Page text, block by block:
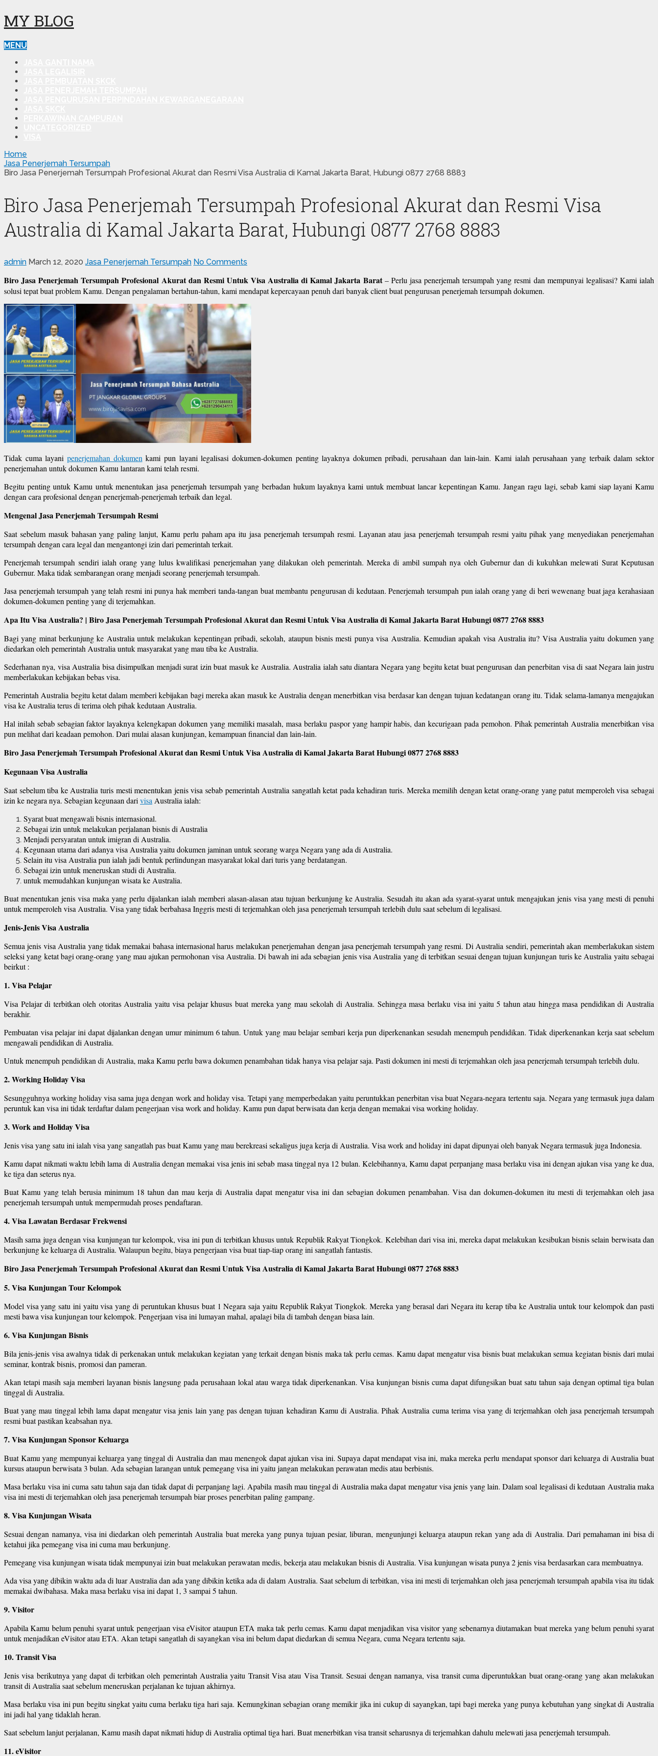
MY BLOG
MENU
Home
Jasa Penerjemah Tersumpah
Biro Jasa Penerjemah Tersumpah Profesional Akurat dan Resmi Visa Australia di Kamal Jakarta Barat, Hubungi 0877 2768 8883
Biro Jasa Penerjemah Tersumpah Profesional Akurat dan Resmi Visa
Australia di Kamal Jakarta Barat, Hubungi 0877 2768 8883
admin March 12, 2020 Jasa Penerjemah Tersumpah No Comments
Biro Jasa Penerjemah Tersumpah Profesional Akurat dan Resmi Untuk Visa Australia di Kamal Jakarta Barat– Perlu jasa penerjemah tersumpah yang resmi dan mempunyai legalisasi? Kami ialah
solusi tepat buat problem Kamu. Dengan pengalaman bertahun-tahun, kami mendapat kepercayaan penuh dari banyak client buat pengurusan penerjemah tersumpah dokumen.
Tidak cuma layani penerjemahan dokumen kami pun layani legalisasi dokumen-dokumen penting layaknya dokumen pribadi, perusahaan dan lain-lain. Kami ialah perusahaan yang terbaik dalam sektor
penerjemahan untuk dokumen Kamu lantaran kami telah resmi.
Begitu penting untuk Kamu untuk menentukan jasa penerjemah tersumpah yang berbadan hukum layaknya kami untuk membuat lancar kepentingan Kamu. Jangan ragu lagi, sebab kami siap layani Kamu
dengan cara profesional dengan penerjemah-penerjemah terbaik dan legal.
Mengenal Jasa Penerjemah Tersumpah Resmi
Saat sebelum masuk bahasan yang paling lanjut, Kamu perlu paham apa itu jasa penerjemah tersumpah resmi. Layanan atau jasa penerjemah tersumpah resmi yaitu pihak yang menyediakan penerjemahan
tersumpah dengan cara legal dan mengantongi izin dari pemerintah terkait.
Penerjemah tersumpah sendiri ialah orang yang lulus kwalifikasi penerjemahan yang dilakukan oleh pemerintah. Mereka di ambil sumpah nya oleh Gubernur dan di kukuhkan melewati Surat Keputusan
Gubernur. Maka tidak sembarangan orang menjadi seorang penerjemah tersumpah.
Jasa penerjemah tersumpah yang telah resmi ini punya hak memberi tanda-tangan buat membantu pengurusan di kedutaan. Penerjemah tersumpah pun ialah orang yang di beri wewenang buat jaga kerahasiaan
dokumen-dokumen penting yang di terjemahkan.
Apa Itu Visa Australia? | Biro Jasa Penerjemah Tersumpah Profesional Akurat dan Resmi Untuk Visa Australia di Kamal Jakarta Barat Hubungi 0877 2768 8883
Bagi yang minat berkunjung ke Australia untuk melakukan kepentingan pribadi, sekolah, ataupun bisnis mesti punya visa Australia. Kemudian apakah visa Australia itu? Visa Australia yaitu dokumen yang
diedarkan oleh pemerintah Australia untuk masyarakat yang mau tiba ke Australia.
Sederhanan nya, visa Australia bisa disimpulkan menjadi surat izin buat masuk ke Australia. Australia ialah satu diantara Negara yang begitu ketat buat pengurusan dan penerbitan visa di saat Negara lain justru
memberlakukan kebijakan bebas visa.
Pemerintah Australia begitu ketat dalam memberi kebijakan bagi mereka akan masuk ke Australia dengan menerbitkan visa berdasar kan dengan tujuan kedatangan orang itu. Tidak selama-lamanya mengajukan
visa ke Australia terus di terima oleh pihak kedutaan Australia.
Hal inilah sebab sebagian faktor layaknya kelengkapan dokumen yang memiliki masalah, masa berlaku paspor yang hampir habis, dan kecurigaan pada pemohon. Pihak pemerintah Australia menerbitkan visa
pun melihat dari keadaan pemohon. Dari mulai alasan kunjungan, kemampuan financial dan lain-lain.
Biro Jasa Penerjemah Tersumpah Profesional Akurat dan Resmi Untuk Visa Australia di Kamal Jakarta Barat Hubungi 0877 2768 8883
Kegunaan Visa Australia
Saat sebelum tiba ke Australia turis mesti menentukan jenis visa sebab pemerintah Australia sangatlah ketat pada kehadiran turis. Mereka memilih dengan ketat orang-orang yang patut memperoleh visa sebagai
izin ke negara nya. Sebagian kegunaan dari visa Australia ialah:
Syarat buat mengawali bisnis internasional.
Sebagai izin untuk melakukan perjalanan bisnis di Australia
Menjadi persyaratan untuk imigran di Australia.
Kegunaan utama dari adanya visa Australia yaitu dokumen jaminan untuk seorang warga Negara yang ada di Australia.
Selain itu visa Australia pun ialah jadi bentuk perlindungan masyarakat lokal dari turis yang berdatangan.
Sebagai izin untuk meneruskan studi di Australia.
untuk memudahkan kunjungan wisata ke Australia.
Buat menentukan jenis visa maka yang perlu dijalankan ialah memberi alasan-alasan atau tujuan berkunjung ke Australia. Sesudah itu akan ada syarat-syarat untuk mengajukan jenis visa yang mesti di penuhi
untuk memperoleh visa Australia. Visa yang tidak berbahasa Inggris mesti di terjemahkan oleh jasa penerjemah tersumpah terlebih dulu saat sebelum di legalisasi.
Jenis-Jenis Visa Australia
Semua jenis visa Australia yang tidak memakai bahasa internasional harus melakukan penerjemahan dengan jasa penerjemah tersumpah yang resmi. Di Australia sendiri, pemerintah akan memberlakukan sistem
seleksi yang ketat bagi orang-orang yang mau ajukan permohonan visa Australia. Di bawah ini ada sebagian jenis visa Australia yang di terbitkan sesuai dengan tujuan kunjungan turis ke Australia yaitu sebagai
beirkut :
1. Visa Pelajar
Visa Pelajar di terbitkan oleh otoritas Australia yaitu visa pelajar khusus buat mereka yang mau sekolah di Australia. Sehingga masa berlaku visa ini yaitu 5 tahun atau hingga masa pendidikan di Australia
berakhir.
Pembuatan visa pelajar ini dapat dijalankan dengan umur minimum 6 tahun. Untuk yang mau belajar sembari kerja pun diperkenankan sesudah menempuh pendidikan. Tidak diperkenankan kerja saat sebelum
mengawali pendidikan di Australia.
Untuk menempuh pendidikan di Australia, maka Kamu perlu bawa dokumen penambahan tidak hanya visa pelajar saja. Pasti dokumen ini mesti di terjemahkan oleh jasa penerjemah tersumpah terlebih dulu.
2. Working Holiday Visa
Sesungguhnya working holiday visa sama juga dengan work and holiday visa. Tetapi yang memperbedakan yaitu peruntukkan penerbitan visa buat Negara-negara tertentu saja. Negara yang termasuk juga dalam
peruntuk kan visa ini tidak terdaftar dalam pengerjaan visa work and holiday. Kamu pun dapat berwisata dan kerja dengan memakai visa working holiday.
3. Work and Holiday Visa
Jenis visa yang satu ini ialah visa yang sangatlah pas buat Kamu yang mau berekreasi sekaligus juga kerja di Australia. Visa work and holiday ini dapat dipunyai oleh banyak Negara termasuk juga Indonesia.
Kamu dapat nikmati waktu lebih lama di Australia dengan memakai visa jenis ini sebab masa tinggal nya 12 bulan. Kelebihannya, Kamu dapat perpanjang masa berlaku visa ini dengan ajukan visa yang ke dua,
ke tiga dan seterus nya.
Buat Kamu yang telah berusia minimum 18 tahun dan mau kerja di Australia dapat mengatur visa ini dan sebagian dokumen penambahan. Visa dan dokumen-dokumen itu mesti di terjemahkan oleh jasa
penerjemah tersumpah untuk mempermudah proses pendaftaran.
4. Visa Lawatan Berdasar Frekwensi
Masih sama juga dengan visa kunjungan tur kelompok, visa ini pun di terbitkan khusus untuk Republik Rakyat Tiongkok. Kelebihan dari visa ini, mereka dapat melakukan kesibukan bisnis selain berwisata dan
berkunjung ke keluarga di Australia. Walaupun begitu, biaya pengerjaan visa buat tiap-tiap orang ini sangatlah fantastis.
Biro Jasa Penerjemah Tersumpah Profesional Akurat dan Resmi Untuk Visa Australia di Kamal Jakarta Barat Hubungi 0877 2768 8883
5. Visa Kunjungan Tour Kelompok
Model visa yang satu ini yaitu visa yang di peruntukan khusus buat 1 Negara saja yaitu Republik Rakyat Tiongkok. Mereka yang berasal dari Negara itu kerap tiba ke Australia untuk tour kelompok dan pasti
mesti bawa visa kunjungan tour kelompok. Pengerjaan visa ini lumayan mahal, apalagi bila di tambah dengan biasa lain.
6. Visa Kunjungan Bisnis
Bila jenis-jenis visa awalnya tidak di perkenakan untuk melakukan kegiatan yang terkait dengan bisnis maka tak perlu cemas. Kamu dapat mengatur visa bisnis buat melakukan semua kegiatan bisnis dari mulai
seminar, kontrak bisnis, promosi dan pameran.
Akan tetapi masih saja memberi layanan bisnis langsung pada perusahaan lokal atau warga tidak diperkenankan. Visa kunjungan bisnis cuma dapat difungsikan buat satu tahun saja dengan optimal tiga bulan
tinggal di Australia.
Buat yang mau tinggal lebih lama dapat mengatur visa jenis lain yang pas dengan tujuan kehadiran Kamu di Australia. Pihak Australia cuma terima visa yang di terjemahkan oleh jasa penerjemah tersumpah
resmi buat pastikan keabsahan nya.
7. Visa Kunjungan Sponsor Keluarga
Buat Kamu yang mempunyai keluarga yang tinggal di Australia dan mau menengok dapat ajukan visa ini. Supaya dapat mendapat visa ini, maka mereka perlu mendapat sponsor dari keluarga di Australia buat
kursus ataupun berwisata 3 bulan. Ada sebagian larangan untuk pemegang visa ini yaitu jangan melakukan perawatan medis atau berbisnis.
Masa berlaku visa ini cuma satu tahun saja dan tidak dapat di perpanjang lagi. Apabila masih mau tinggal di Australia maka dapat mengatur visa jenis yang lain. Dalam soal legalisasi di kedutaan Australia maka
visa ini mesti di terjemahkan oleh jasa penerjemah tersumpah biar proses penerbitan paling gampang.
8. Visa Kunjungan Wisata
Sesuai dengan namanya, visa ini diedarkan oleh pemerintah Australia buat mereka yang punya tujuan pesiar, liburan, mengunjungi keluarga ataupun rekan yang ada di Australia. Dari pemahaman ini bisa di
ketahui jika pemegang visa ini cuma mau berkunjung.
Pemegang visa kunjungan wisata tidak mempunyai izin buat melakukan perawatan medis, bekerja atau melakukan bisnis di Australia. Visa kunjungan wisata punya 2 jenis visa berdasarkan cara membuatnya.
Ada visa yang dibikin waktu ada di luar Australia dan ada yang dibikin ketika ada di dalam Australia. Saat sebelum di terbitkan, visa ini mesti di terjemahkan oleh jasa penerjemah tersumpah apabila visa itu tidak
memakai dwibahasa. Maka masa berlaku visa ini dapat 1, 3 sampai 5 tahun.
9. Visitor
Apabila Kamu belum penuhi syarat untuk pengerjaan visa eVisitor ataupun ETA maka tak perlu cemas. Kamu dapat menjadikan visa visitor yang sebenarnya diutamakan buat mereka yang belum penuhi syarat
untuk menjadikan eVisitor atau ETA. Akan tetapi sangatlah di sayangkan visa ini belum dapat diedarkan di semua Negara, cuma Negara tertentu saja.
10. Transit Visa
Jenis visa berikutnya yang dapat di terbitkan oleh pemerintah Australia yaitu Transit Visa atau Visa Transit. Sesuai dengan namanya, visa transit cuma diperuntukkan buat orang-orang yang akan melakukan
transit di Australia saat sebelum meneruskan perjalanan ke tujuan akhirnya.
Masa berlaku visa ini pun begitu singkat yaitu cuma berlaku tiga hari saja. Kemungkinan sebagian orang memikir jika ini cukup di sayangkan, tapi bagi mereka yang punya kebutuhan yang singkat di Australia
ini jadi hal yang tidaklah heran.
Saat sebelum lanjut perjalanan, Kamu masih dapat nikmati hidup di Australia optimal tiga hari. Buat menerbitkan visa transit seharusnya di terjemahkan dahulu melewati jasa penerjemah tersumpah.
11. eVisitor